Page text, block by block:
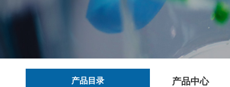
产品目录 产品中心